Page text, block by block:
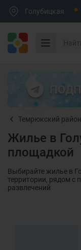
Голубицкая
Темрюкский район
Жилье в
площадкой
Выбирайте жилье в
территории, рядом с
развлечений